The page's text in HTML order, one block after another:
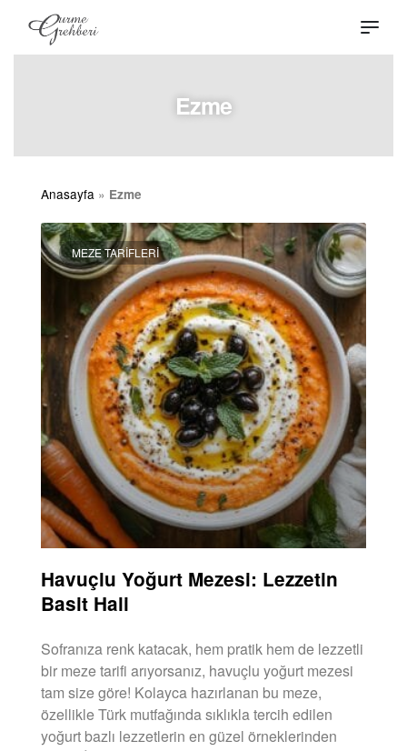
Ezme
Anasayfa » Ezme
MEZE TARIFLERI
Havuçlu Yoğurt Mezesi: Lezzetin
Basit Hali
Sofranıza renk katacak, hem pratik hem de lezzetli
bir meze tarifi arıyorsanız, havuçlu yoğurt mezesi
tam size göre! Kolayca hazırlanan bu meze,
özellikle Türk mutfağında sıklıkla tercih edilen
yoğurt bazlı lezzetlerin en güzel örneklerinden